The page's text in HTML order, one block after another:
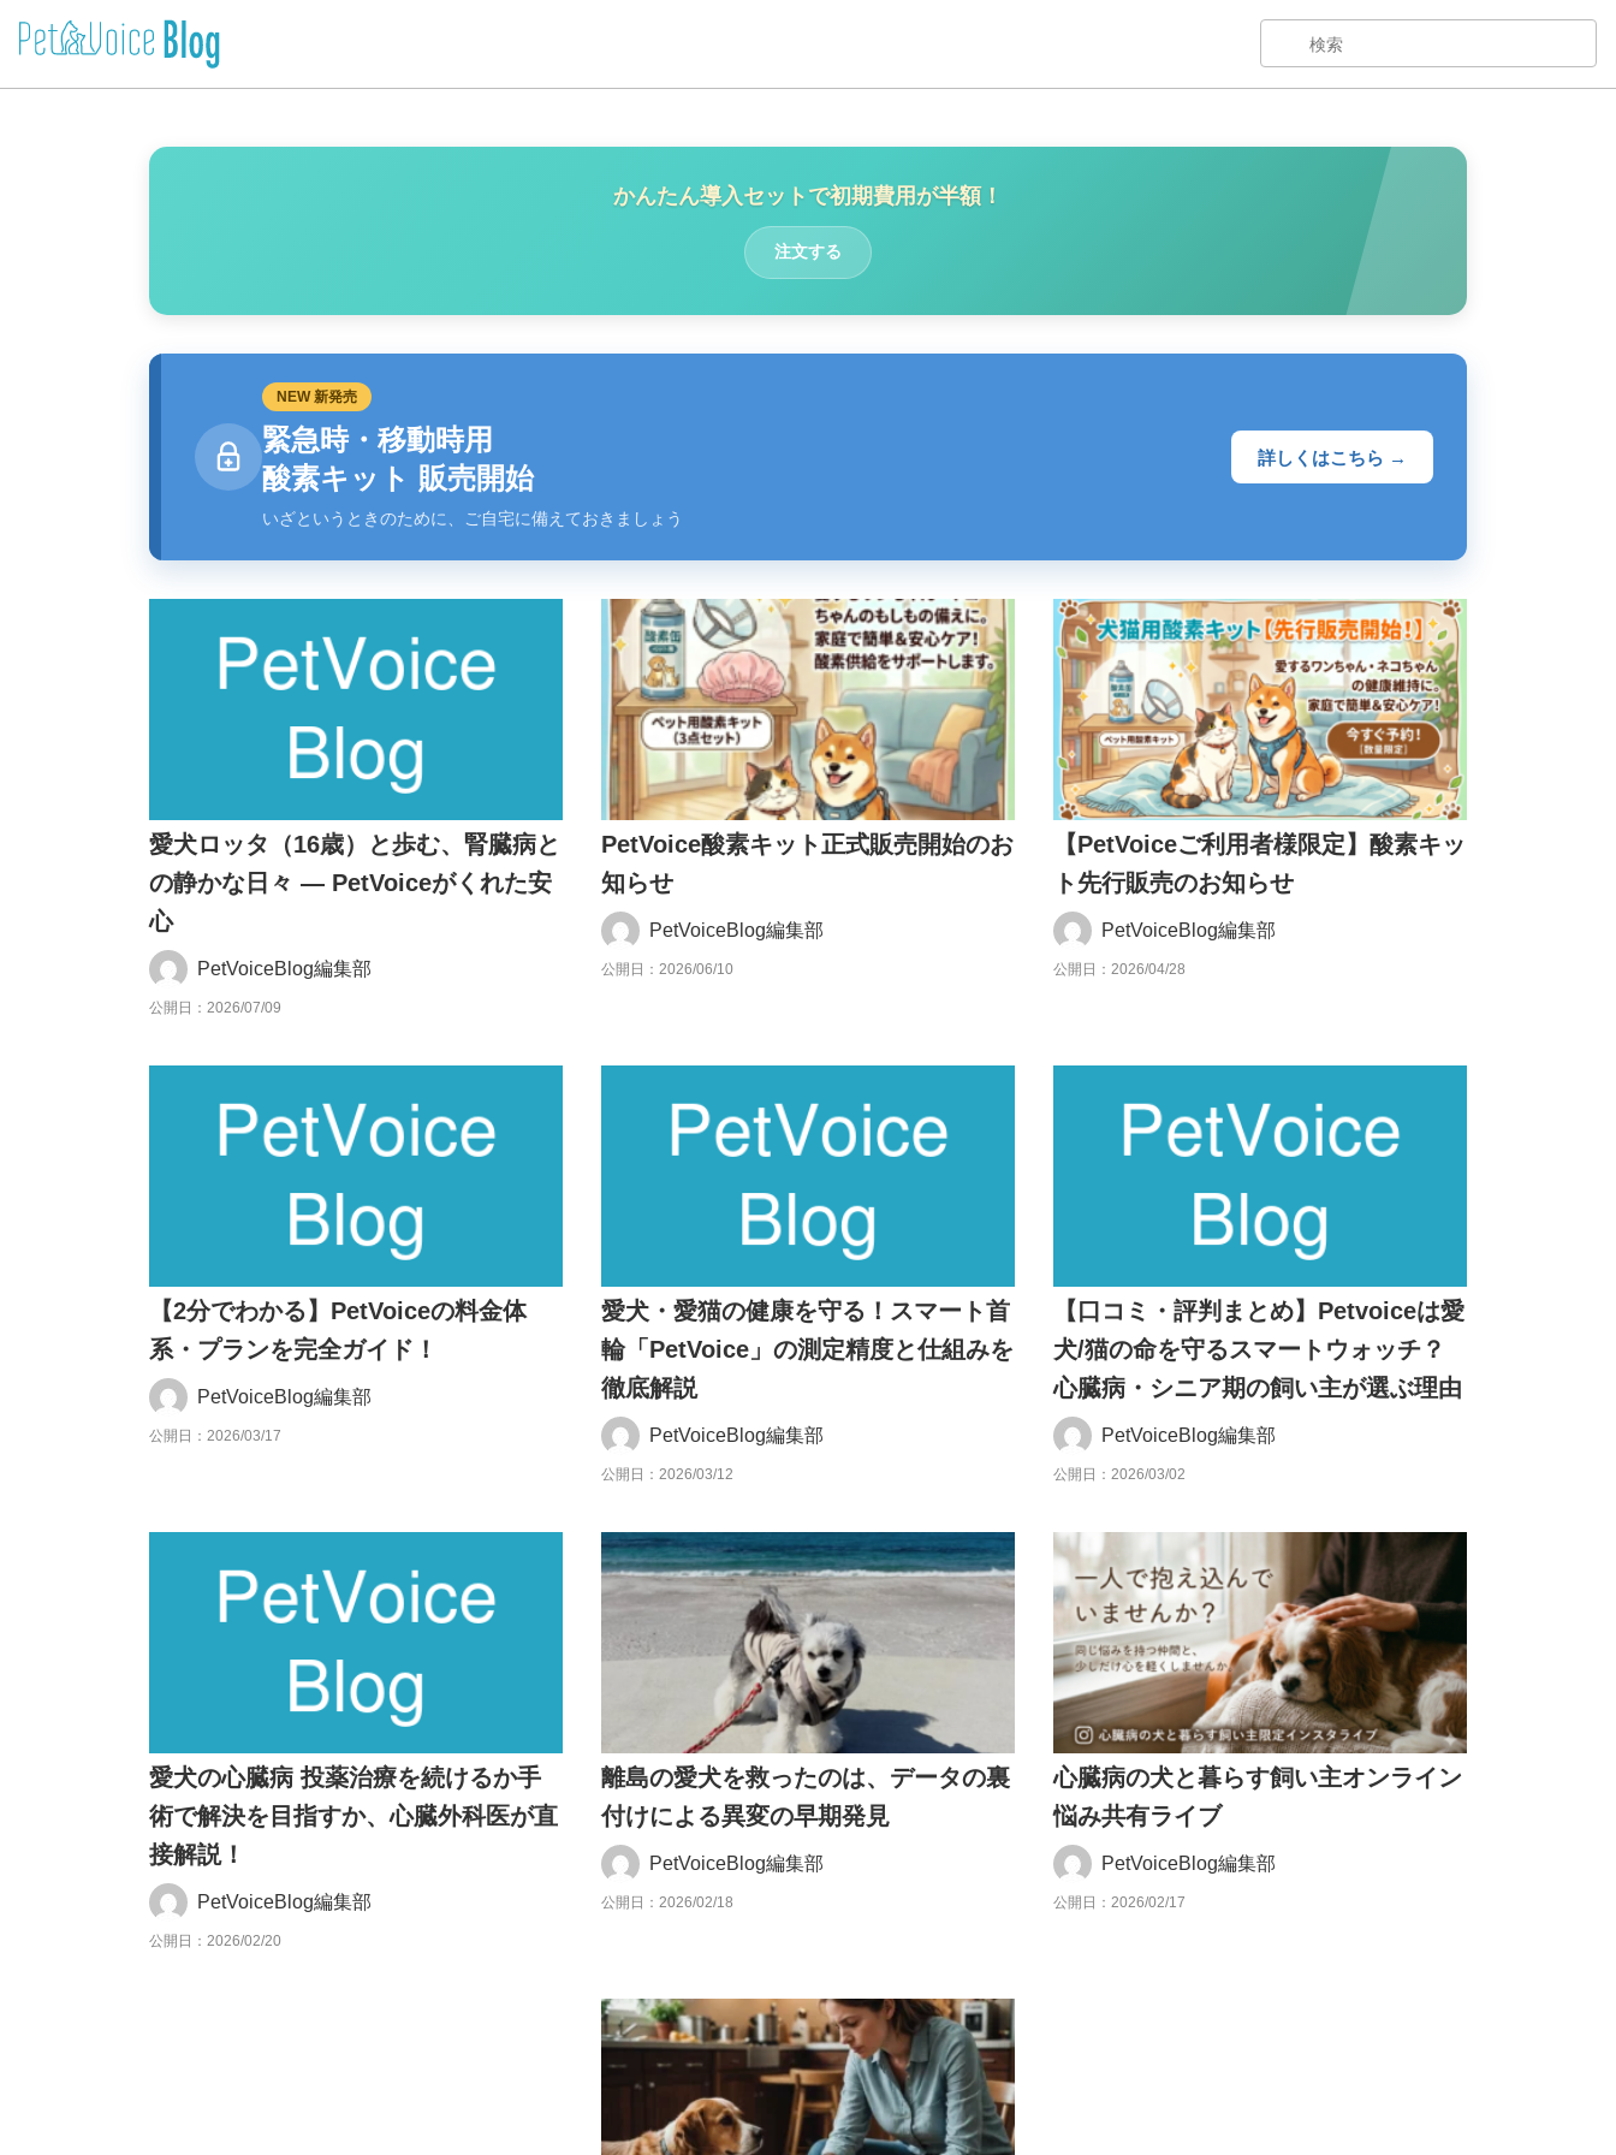
かんたん導入セットで初期費用が半額！
注文する
NEW 新発売
緊急時・移動時用
酸素キット 販売開始
いざというときのために、ご自宅に備えておきましょう
詳しくはこちら →
愛犬ロッタ（16歳）と歩む、腎臓病と
の静かな日々 — PetVoiceがくれた安
心
PetVoiceBlog編集部
公開日：2026/07/09
PetVoice酸素キット正式販売開始のお
知らせ
PetVoiceBlog編集部
公開日：2026/06/10
【PetVoiceご利用者様限定】酸素キッ
ト先行販売のお知らせ
PetVoiceBlog編集部
公開日：2026/04/28
【2分でわかる】PetVoiceの料金体
系・プランを完全ガイド！
PetVoiceBlog編集部
公開日：2026/03/17
愛犬・愛猫の健康を守る！スマート首
輪「PetVoice」の測定精度と仕組みを
徹底解説
PetVoiceBlog編集部
公開日：2026/03/12
【口コミ・評判まとめ】Petvoiceは愛
犬/猫の命を守るスマートウォッチ？
心臓病・シニア期の飼い主が選ぶ理由
PetVoiceBlog編集部
公開日：2026/03/02
愛犬の心臓病 投薬治療を続けるか手
術で解決を目指すか、心臓外科医が直
接解説！
PetVoiceBlog編集部
公開日：2026/02/20
離島の愛犬を救ったのは、データの裏
付けによる異変の早期発見
PetVoiceBlog編集部
公開日：2026/02/18
心臓病の犬と暮らす飼い主オンライン
悩み共有ライブ
PetVoiceBlog編集部
公開日：2026/02/17